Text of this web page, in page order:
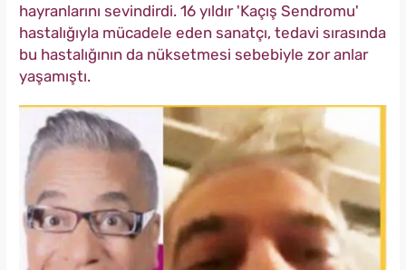
hayranlarını sevindirdi. 16 yıldır 'Kaçış Sendromu'
hastalığıyla mücadele eden sanatçı, tedavi sırasında
bu hastalığının da nüksetmesi sebebiyle zor anlar
yaşamıştı.